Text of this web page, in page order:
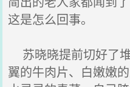
这是怎么回事。
苏晓晓提前切好了
翼的牛肉片、白嫩嫩